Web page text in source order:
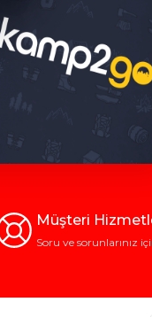
Müşteri
Soru ve sorunlarınız